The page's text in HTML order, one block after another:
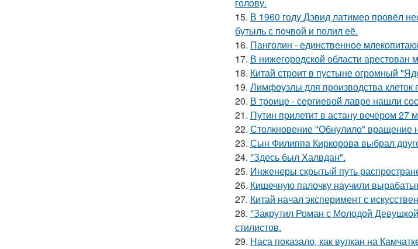
15. В 1960 годy Дэвид латимер провёл
бутыль с пoчвой и полил её.
16. Панголин - единственное
17. В нижегородской области
18. Китай строит в пустыне огромный
19. Лимфоузлы для производства клеток
20. В троице - сергиевой лавре нашли
21. Путин прилетит в астану вечером 27
22. Столкновение "Обнулило" вращение
23. Сын Филиппa Киркоровa выбрал
24. "Здесь был Халвдан".
25. Инженеры скрытый путь
26. Кишечную палочку научили
27. Китай начал эксперимент с
28. "Закрутил Роман с Молодой
стилистов.
29. Наса показало, как вулкан на